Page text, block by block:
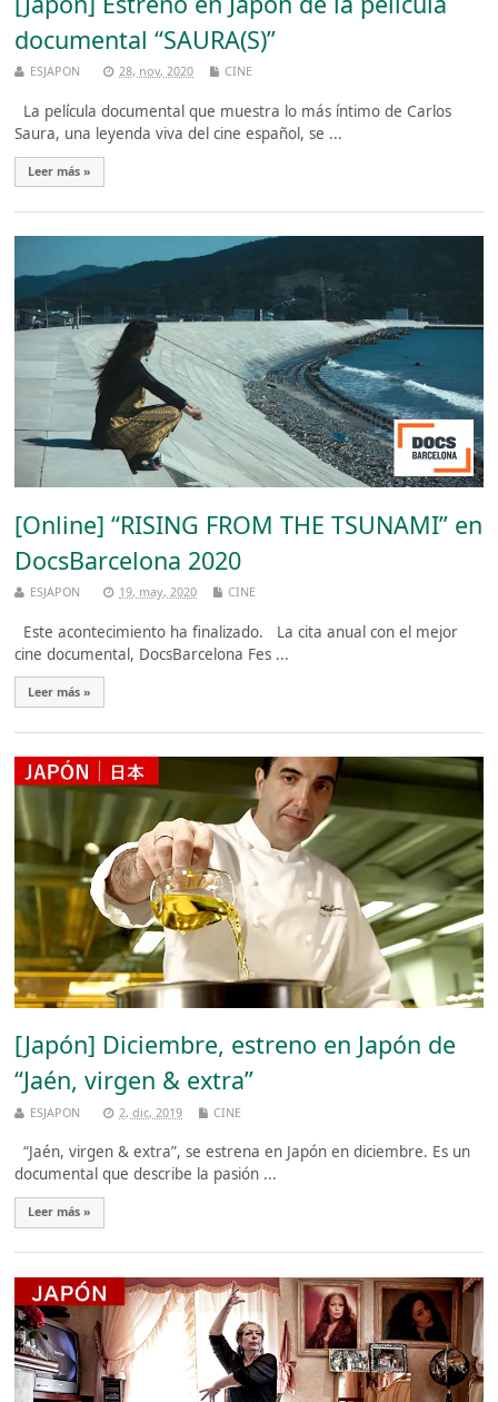
documental “SAURA(S)”
ESJAPON 28, nov, 2020 CINE
La película documental que muestra lo más íntimo de Carlos
Saura, una leyenda viva del cine español, se ...
Leer más »
[Online] “RISING FROM THE TSUNAMI” en
DocsBarcelona 2020
ESJAPON 19, may, 2020 CINE
Este acontecimiento ha finalizado. La cita anual con el mejor
cine documental, DocsBarcelona Fes ...
Leer más »
[Japón] Diciembre, estreno en Japón de
“Jaén, virgen & extra”
ESJAPON 2, dic, 2019 CINE
“Jaén, virgen & extra”, se estrena en Japón en diciembre. Es un
documental que describe la pasión ...
Leer más »